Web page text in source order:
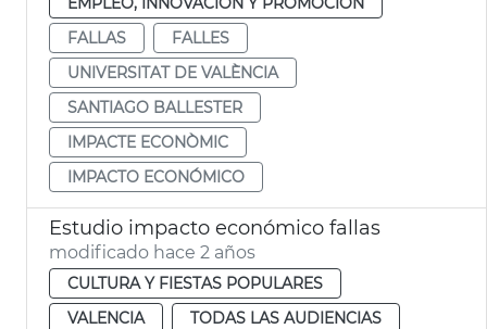
FALLAS
FALLES
UNIVERSITAT DE VALÈNCIA
SANTIAGO BALLESTER
IMPACTE ECONÒMIC
IMPACTO ECONÓMICO
Estudio impacto económico fallas
modificado hace 2 años
CULTURA Y FIESTAS POPULARES
VALENCIA
TODAS LAS AUDIENCIAS